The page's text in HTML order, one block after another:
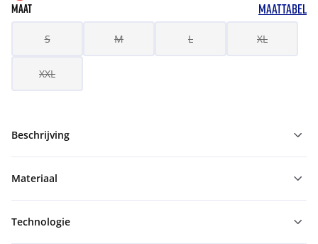
MAAT MAATTABEL
S M L XL
XXL
Beschrijving
Materiaal
Technologie